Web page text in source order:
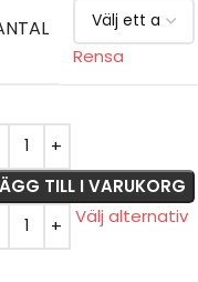
Rensa
TILL I VARUKORG
Välj alternativ